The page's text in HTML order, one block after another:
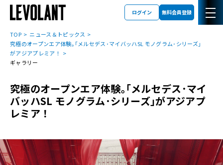
ログイン 無料会員登録
TOP
ニュース＆トピックス
究極のオープンエア体験｡｢メルセデス･マイバッハSL モノグラム･シリーズ｣
がアジアプレミア！
ギャラリー
究極のオープンエア体験｡｢メルセデス･マイ
バッハSL モノグラム･シリーズ｣がアジアプ
レミア！